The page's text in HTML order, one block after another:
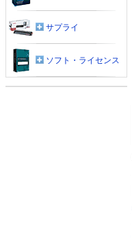
サプライ
ソフト・ライセンス